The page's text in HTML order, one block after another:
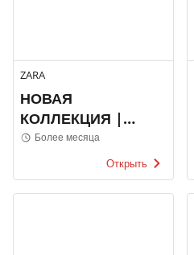
ZARA
НОВАЯ
КОЛЛЕКЦИЯ |
МУЖЧИНЫ
Более месяца
Открыть